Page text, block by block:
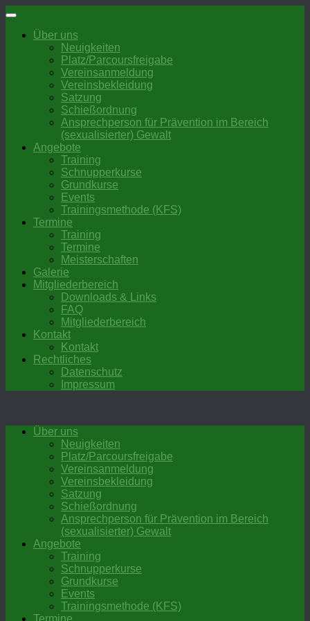
Zum
springenÜber uns
Neuigkeiten
Platz/Parcoursfreigabe
Vereinsanmeldung
Vereinsbekleidung
Satzung
Schießordnung
Ansprechperson für Prävention im Bereich
(sexualisierter) Gewalt
Angebote
Training
Schnupperkurse
Grundkurse
Events
Trainingsmethode (KFS)
Termine
Training
Termine
Meisterschaften
Galerie
Mitgliederbereich
Downloads & Links
FAQ
Mitgliederbereich
Kontakt
Kontakt
Rechtliches
Datenschutz
Impressum
Über uns
Neuigkeiten
Platz/Parcoursfreigabe
Vereinsanmeldung
Vereinsbekleidung
Satzung
Schießordnung
Ansprechperson für Prävention im Bereich
(sexualisierter) Gewalt
Angebote
Training
Schnupperkurse
Grundkurse
Events
Trainingsmethode (KFS)
Termine